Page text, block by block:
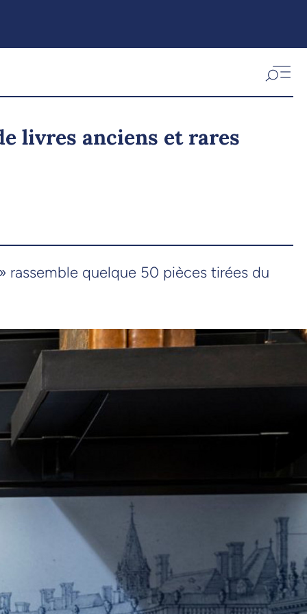
livres anciens et rares
rassemble quelque 50 pièces tirées du